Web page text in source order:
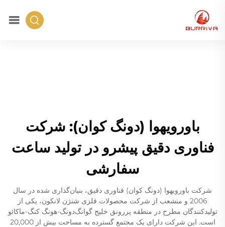
باورویهوا (دونگ کوان): شرکت
فناوری دقیق پیشرو در تولید ساعت
سفارشی
شرکت باورویهوا (دونگ کوان) فناوری دقیق، بنیان‌گذاری شده در سال
2006 و منشعب از شرکت محصولات فلزی شنژن لانکون، یکی از
تولیدکنندگان مطرح در منطقه پررونق خلیج گوانگ‌دونگ-هونگ کنگ-ماکائو
است. این شرکت دارای یک مجتمع گسترده به مساحت بیش از 20,000